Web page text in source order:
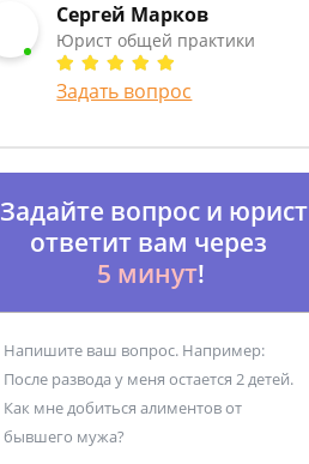
Сергей Марков
Юрист общей практики
Задать вопрос
Задайте вопрос и юрист
ответит вам через
5 минут!